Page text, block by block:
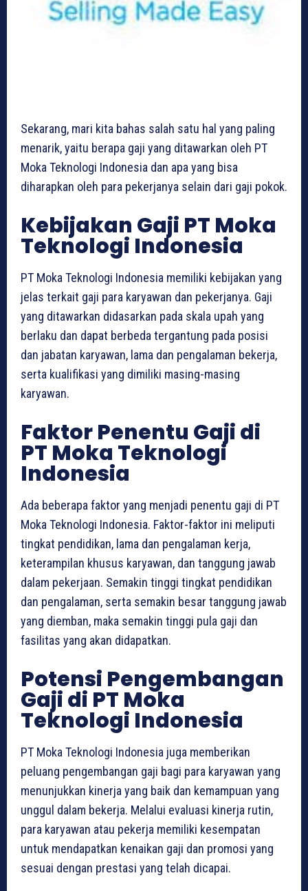
Sekarang, mari kita bahas salah satu hal yang paling
menarik, yaitu berapa gaji yang ditawarkan oleh PT
Moka Teknologi Indonesia dan apa yang bisa
diharapkan oleh para pekerjanya selain dari gaji pokok.
Kebijakan Gaji PT Moka
Teknologi Indonesia
PT Moka Teknologi Indonesia memiliki kebijakan yang
jelas terkait gaji para karyawan dan pekerjanya. Gaji
yang ditawarkan didasarkan pada skala upah yang
berlaku dan dapat berbeda tergantung pada posisi
dan jabatan karyawan, lama dan pengalaman bekerja,
serta kualifikasi yang dimiliki masing-masing
karyawan.
Faktor Penentu Gaji di
PT Moka Teknologi
Indonesia
Ada beberapa faktor yang menjadi penentu gaji di PT
Moka Teknologi Indonesia. Faktor-faktor ini meliputi
tingkat pendidikan, lama dan pengalaman kerja,
keterampilan khusus karyawan, dan tanggung jawab
dalam pekerjaan. Semakin tinggi tingkat pendidikan
dan pengalaman, serta semakin besar tanggung jawab
yang diemban, maka semakin tinggi pula gaji dan
fasilitas yang akan didapatkan.
Potensi Pengembangan
Gaji di PT Moka
Teknologi Indonesia
PT Moka Teknologi Indonesia juga memberikan
peluang pengembangan gaji bagi para karyawan yang
menunjukkan kinerja yang baik dan kemampuan yang
unggul dalam bekerja. Melalui evaluasi kinerja rutin,
para karyawan atau pekerja memiliki kesempatan
untuk mendapatkan kenaikan gaji dan promosi yang
sesuai dengan prestasi yang telah dicapai.